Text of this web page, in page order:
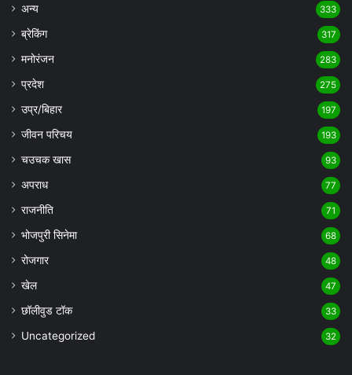
अन्य 333
ब्रेकिंग 317
मनोरंजन 283
प्रदेश 275
उप्र/बिहार 197
जीवन परिचय 193
चउचक खास 93
अपराध 77
राजनीति 71
भोजपुरी सिनेमा 68
रोजगार 48
खेल 47
छॉलीवुड टॉक 33
Uncategorized 32